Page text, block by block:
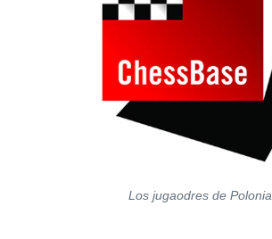
Los jugaodres de Polonia